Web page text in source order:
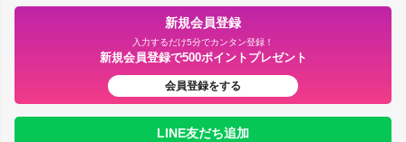
新規会員登録
入力するだけ5分でカンタン登録！
新規会員登録で500ポイントプレゼント
会員登録をする
LINE友だち追加